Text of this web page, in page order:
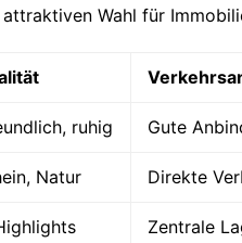
Wahl für
ruhig Gute
Natur Direkte
Zentrale